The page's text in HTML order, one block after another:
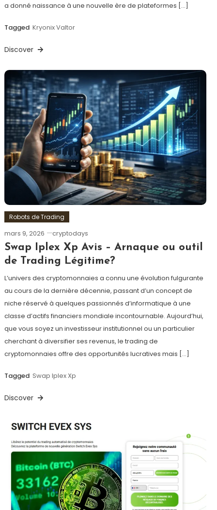
a donné naissance à une nouvelle ère de plateformes […]
Tagged Kryonix Valtor
Discover
Robots de Trading
mars 9, 2026 cryptodays
Swap Iplex Xp Avis – Arnaque ou outil
de Trading Légitime?
L’univers des cryptomonnaies a connu une évolution fulgurante
au cours de la dernière décennie, passant d’un concept de
niche réservé à quelques passionnés d’informatique à une
classe d’actifs financiers mondiale incontournable. Aujourd’hui,
que vous soyez un investisseur institutionnel ou un particulier
cherchant à diversifier ses revenus, le trading de
cryptomonnaies offre des opportunités lucratives mais […]
Tagged Swap Iplex Xp
Discover